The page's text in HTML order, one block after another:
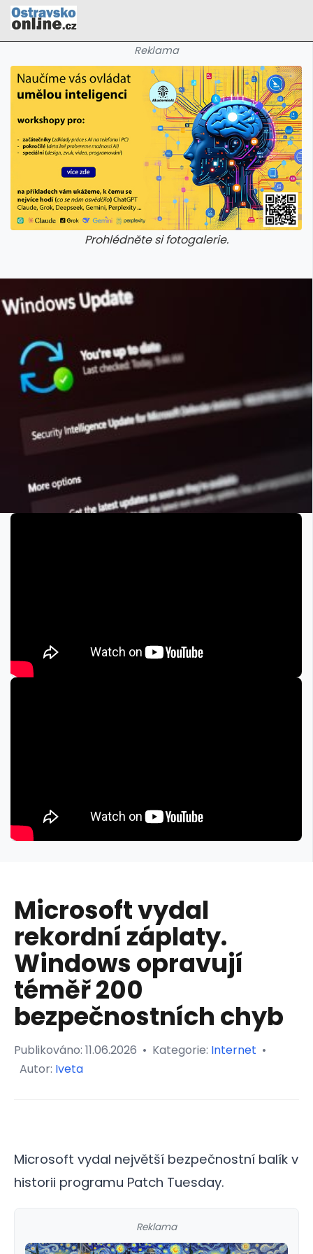
Reklama
Prohlédněte si fotogalerie.
Microsoft vydal
rekordní záplaty.
Windows opravují
téměř 200
bezpečnostních chyb
Publikováno: 11.06.2026 • Kategorie: Internet •
Autor: Iveta
Microsoft vydal největší bezpečnostní balík v
historii programu Patch Tuesday.
Reklama